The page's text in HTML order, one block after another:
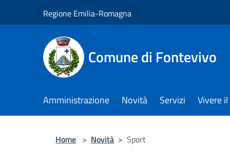
Regione Emilia-Romagna
Comune di Fontevivo
Amministrazione Novità Servizi Vivere
Home > Novità > Sport